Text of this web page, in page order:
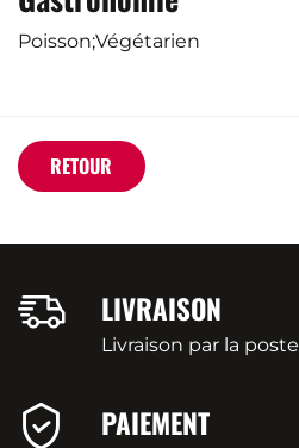
Poisson;Végétarien
RETOUR
LIVRAISON
Livraison par la poste
PAIEMENT